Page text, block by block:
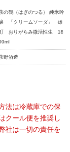
の鶴（はぎのつる） 純米吟
「クリームソーダ」 雄
おりがらみ微活性生 18
野酒造
法は冷蔵庫での保
クール便を推奨し
社は一切の責任を